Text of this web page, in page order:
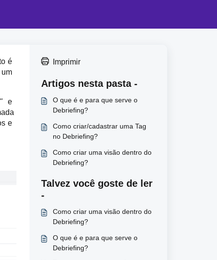
é
e
e
Imprimir
Artigos nesta pasta -
O que é e para que serve o
Debriefing?
Como criar/cadastrar uma Tag
no Debriefing?
Como criar uma visão dentro do
Debriefing?
Talvez você goste de ler
-
Como criar uma visão dentro do
Debriefing?
O que é e para que serve o
Debriefing?